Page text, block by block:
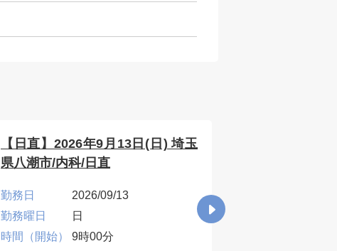
【日直】2026年9月13日(日) 埼玉
県八潮市/内科/日直
勤務日
2026/09/13
勤務曜日
日
時間（開始）
9時00分